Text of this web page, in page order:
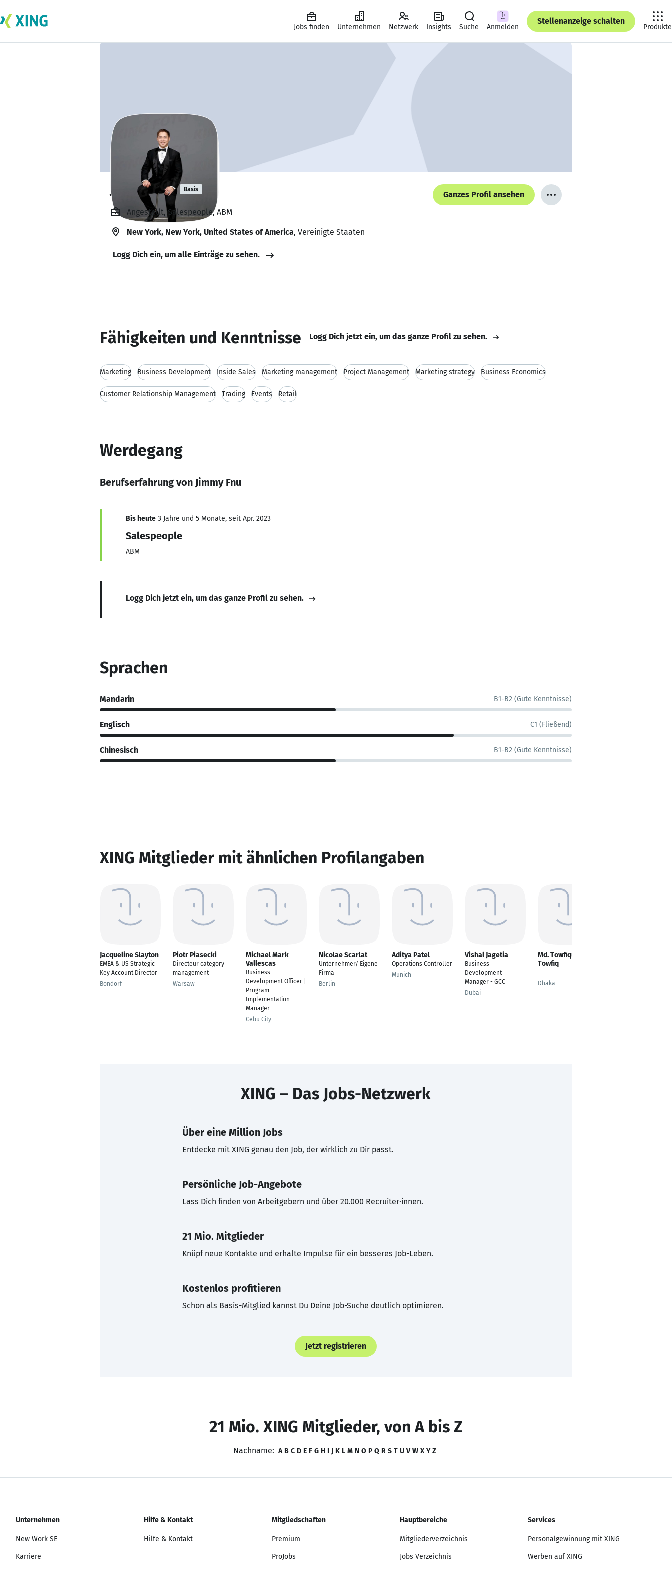
Jobs finden Unternehmen Netzwerk Insights Suche Anmelden
Stellenanzeige schalten
Produkte
Jimmy Fnu Basis
Ganzes Profil ansehen
Angestellt, Salespeople, ABM
New York, New York, United States of America, Vereinigte Staaten
Logg Dich ein, um alle Einträge zu sehen.
Fähigkeiten und Kenntnisse Logg Dich jetzt ein, um das ganze Profil zu sehen.
Marketing Business Development Inside Sales Marketing management Project Management Marketing strategy Business Economics
Customer Relationship Management Trading Events Retail
Werdegang
Berufserfahrung von Jimmy Fnu
Bis heute 3 Jahre und 5 Monate, seit Apr. 2023
Salespeople
ABM
Logg Dich jetzt ein, um das ganze Profil zu sehen.
Sprachen
Mandarin B1-B2 (Gute Kenntnisse)
Englisch C1 (Fließend)
Chinesisch B1-B2 (Gute Kenntnisse)
XING Mitglieder mit ähnlichen Profilangaben
Jacqueline Slayton
EMEA & US Strategic
Key Account Director
Bondorf
Piotr Piasecki
Directeur category
management
Warsaw
Michael Mark
Vallescas
Business
Development Officer |
Program
Implementation
Manager
Cebu City
Nicolae Scarlat
Unternehmer/ Eigene
Firma
Berlin
Aditya Patel
Operations Controller
Munich
Vishal Jagetia
Business
Development
Manager - GCC
Dubai
Md. Towfiqul Islam
Towfiq
---
Dhaka
XING – Das Jobs-Netzwerk
Über eine Million Jobs
Entdecke mit XING genau den Job, der wirklich zu Dir passt.
Persönliche Job-Angebote
Lass Dich finden von Arbeitgebern und über 20.000 Recruiter·innen.
21 Mio. Mitglieder
Knüpf neue Kontakte und erhalte Impulse für ein besseres Job-Leben.
Kostenlos profitieren
Schon als Basis-Mitglied kannst Du Deine Job-Suche deutlich optimieren.
Jetzt registrieren
21 Mio. XING Mitglieder, von A bis Z
Nachname: A B C D E F G H I J K L M N O P Q R S T U V W X Y Z
Unternehmen
New Work SE
Karriere
Hilfe & Kontakt
Hilfe & Kontakt
Mitgliedschaften
Premium
ProJobs
Hauptbereiche
Mitgliederverzeichnis
Jobs Verzeichnis
Services
Personalgewinnung mit XING
Werben auf XING